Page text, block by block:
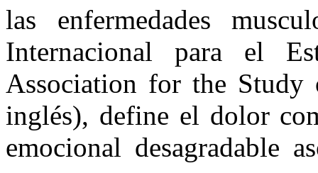
las enfermedades
Internacional para el
Association for the Study
inglés), define el dolor
emocional desagradable